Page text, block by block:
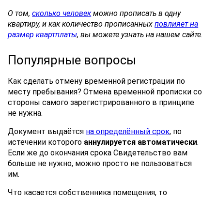
О том,сколько человекможно прописать в одну
квартиру, и как количество прописанныхповлияет на
размер квартплаты, вы можете узнать на нашем сайте.
Популярные вопросы
Как сделать отмену временной регистрации по
месту пребывания? Отмена временной прописки со
стороны самого зарегистрированного в принципе
не нужна.
Документ выдаётся на определённый срок, по
истечении которого аннулируется автоматически.
Если же до окончания срока Свидетельство вам
больше не нужно, можно просто не пользоваться
им.
Что касается собственника помещения, то